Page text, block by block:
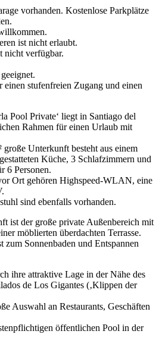
vorhanden. Kostenlose Parkplätze
ist nicht erlaubt.
nicht verfügbar.
stufenfreien Zugang und einen
Pool Private‘ liegt in Santiago del
Rahmen für einen Urlaub mit
große Unterkunft besteht aus einem
Küche, 3 Schlafzimmern und
6 Personen.
Ort gehören Highspeed-WLAN, eine
sind ebenfalls vorhanden.
ist der große private Außenbereich mit
möblierten überdachten Terrasse.
zum Sonnenbaden und Entspannen
ihre attraktive Lage in der Nähe des
de Los Gigantes (‚Klippen der
Auswahl an Restaurants, Geschäften
öffentlichen Pool in der